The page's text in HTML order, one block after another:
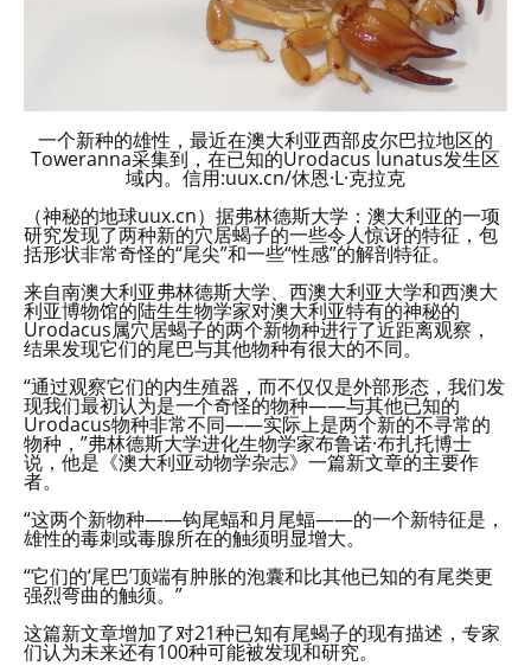
一个新种的雄性，最近在澳大利亚西部皮尔巴拉地区的
Toweranna采集到，在已知的Urodacus lunatus发生区
域内。信用:uux.cn/休恩·L·克拉克
（神秘的地球uux.cn）据弗林德斯大学：澳大利亚的一项
研究发现了两种新的穴居蝎子的一些令人惊讶的特征，包
括形状非常奇怪的“尾尖”和一些“性感”的解剖特征。
来自南澳大利亚弗林德斯大学、西澳大利亚大学和西澳大
利亚博物馆的陆生生物学家对澳大利亚特有的神秘的
Urodacus属穴居蝎子的两个新物种进行了近距离观察，
结果发现它们的尾巴与其他物种有很大的不同。
“通过观察它们的内生殖器，而不仅仅是外部形态，我们发
现我们最初认为是一个奇怪的物种——与其他已知的
Urodacus物种非常不同——实际上是两个新的不寻常的
物种，”弗林德斯大学进化生物学家布鲁诺·布扎托博士
说，他是《澳大利亚动物学杂志》一篇新文章的主要作
者。
“这两个新物种——钩尾蝠和月尾蝠——的一个新特征是，
雄性的毒刺或毒腺所在的触须明显增大。
“它们的‘尾巴’顶端有肿胀的泡囊和比其他已知的有尾类更
强烈弯曲的触须。”
这篇新文章增加了对21种已知有尾蝎子的现有描述，专家
们认为未来还有100种可能被发现和研究。